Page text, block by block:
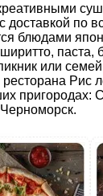
доставкой по
блюдами
паста,
или
Рис
пригородах: